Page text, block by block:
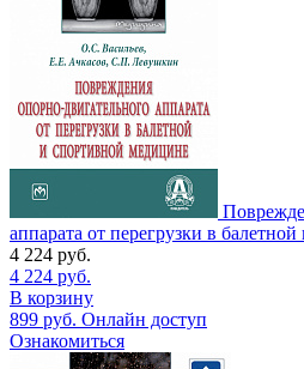
аппарата от перегрузки в
4 224 руб.
4 224 руб.
В корзину
899 руб. Онлайн доступ
Ознакомиться